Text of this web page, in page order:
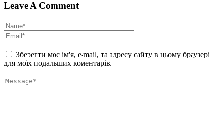
Leave A Comment
Зберегти моє ім'я, e-mail, та адресу сайту в цьому браузері
для моїх подальших коментарів.